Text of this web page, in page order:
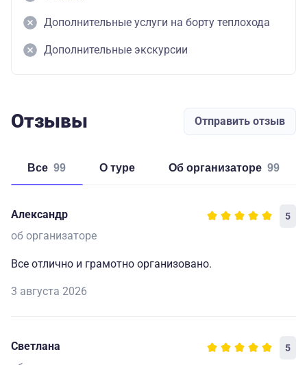
Дополнительные услуги на борту теплохода
Дополнительные экскурсии
Отзывы Отправить отзыв
Все 99 о туре об организаторе 99
Александр 5
об организаторе
Все отлично и грамотно организовано.
3 августа 2026
Светлана 5